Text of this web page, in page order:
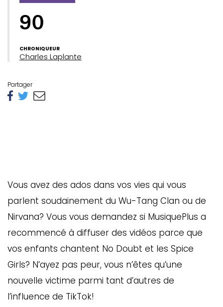
90
CHRONIQUEUR
Charles Laplante
Partager
Vous avez des ados dans vos vies qui vous
parlent soudainement du Wu-Tang Clan ou de
Nirvana? Vous vous demandez si MusiquePlus a
recommencé à diffuser des vidéos parce que
vos enfants chantent No Doubt et les Spice
Girls? N’ayez pas peur, vous n’êtes qu’une
nouvelle victime parmi tant d’autres de
l’influence de TikTok!